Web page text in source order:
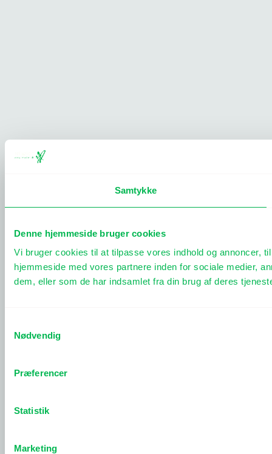
Samtykke
Denne hjemmeside bruger cookies
Vi bruger cookies til at tilpasse vores indhold og annoncer,
hjemmeside med vores partnere inden for sociale medier,
dem, eller som de har indsamlet fra din brug af deres
Nødvendig
Præferencer
Statistik
Marketing